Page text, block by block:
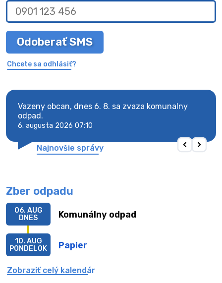
Odoberať SMS
Chcete sa odhlásiť?
Vazeny obcan, dnes 6. 8. sa zvaza komunalny
odpad.
6. augusta 2026 07:10
Najnovšie správy
Zber odpadu
Komunálny odpad
06. AUG
DNES
Papier
10. AUG
PONDELOK
Zobraziť celý kalendár